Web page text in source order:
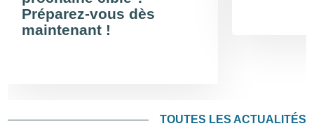
Préparez-vous dès
maintenant !
TOUTES LES ACTUALITÉS